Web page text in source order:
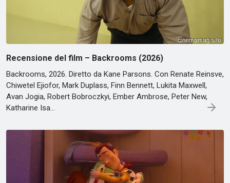
Recensione del film – Backrooms (2026)
Backrooms, 2026. Diretto da Kane Parsons. Con Renate Reinsve,
Chiwetel Ejiofor, Mark Duplass, Finn Bennett, Lukita Maxwell,
Avan Jogia, Robert Bobroczkyi, Ember Ambrose, Peter New,
Katharine Isa…